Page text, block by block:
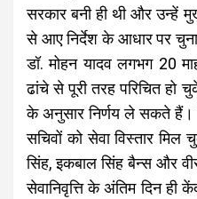
सरकार बनी ही थी और उन्हें
से आए निर्देश के आधार पर
डॉ. मोहन यादव लगभग 20
ढांचे से पूरी तरह परिचित हो
के अनुसार निर्णय ले सकते हैं।
सचिवों को सेवा विस्तार मिल
सिंह, इकबाल सिंह बैन्स और
सेवानिवृत्ति के अंतिम दिन ही